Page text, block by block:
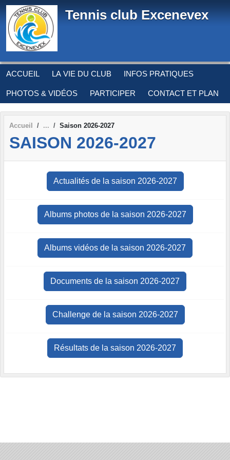
Tennis club Excenevex
ACCUEIL LA VIE DU CLUB INFOS PRATIQUES
PHOTOS & VIDÉOS PARTICIPER CONTACT ET PLAN
Accueil Saison 2026-2027
SAISON 2026-2027
Actualités de la saison 2026-2027
Albums photos de la saison 2026-2027
Albums vidéos de la saison 2026-2027
Documents de la saison 2026-2027
Challenge de la saison 2026-2027
Résultats de la saison 2026-2027
Panneau de gestion des cookies